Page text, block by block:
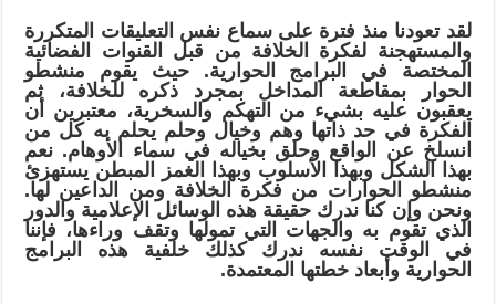
لقد تعودنا منذ فترة على سماع نفس التعليقات المتكررة
والمستهجنة لفكرة الخلافة من قبل القنوات الفضائية
المختصة في البرامج الحوارية. حيث يقوم منشطو
الحوار بمقاطعة المداخل بمجرد ذكره للخلافة، ثم
يعقبون عليه بشيء من التهكم والسخرية، معتبرين أن
الفكرة في حد ذاتها وهم وخيال وحلم يحلم به كل من
انسلخ عن الواقع وحلق بخياله في سماء الأوهام. نعم
بهذا الشكل وبهذا الأسلوب وبهذا الغمز المبطن يستهزئ
منشطو الحوارات من فكرة الخلافة ومن الداعين لها.
ونحن وإن كنا ندرك حقيقة هذه الوسائل الإعلامية والدور
الذي تقوم به والجهات التي تمولها وتقف وراءها، فإننا
في الوقت نفسه ندرك كذلك خلفية هذه البرامج
الحوارية وأبعاد خطتها المعتمدة.